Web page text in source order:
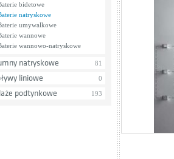
bidetowe
natryskowe
umywalkowe
wannowe
wannowo-natryskowe
natryskowe 81
liniowe 0
podtynkowe 193